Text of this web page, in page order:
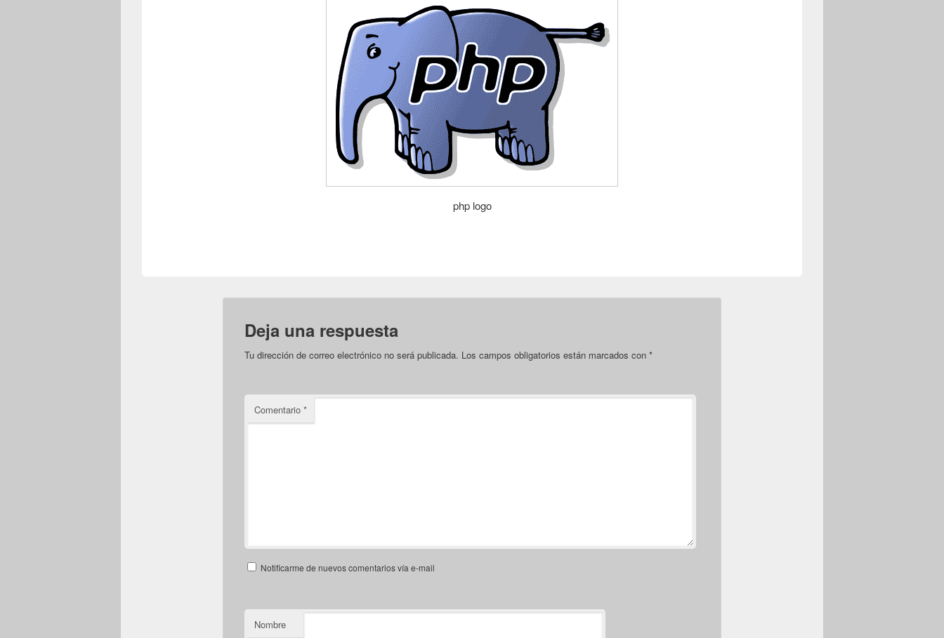
php logo
Deja una respuesta
Tu dirección de correo electrónico no será publicada. Los campos obligatorios están marcados con*
Comentario*
Notificarme de nuevos comentarios vía e-mail
Nombre